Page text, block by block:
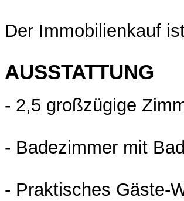
Der Immobilienkauf
AUSSTATTUNG
- 2,5 großzügige
- Badezimmer mit
- Praktisches Gäste-